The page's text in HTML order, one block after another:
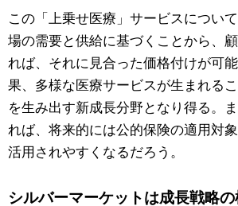
この「上乗せ医療」サービスについ
場の需要と供給に基づくことから、
れば、それに見合った価格付けが可
果、多様な医療サービスが生まれる
を生み出す新成長分野となり得る。
れば、将来的には公的保険の適用対
活用されやすくなるだろう。
シルバーマーケットは成長戦略